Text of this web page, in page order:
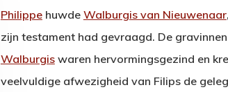
Philippehuwde Walburgis van Nieuwenaar
zijn testament had gevraagd. De
Walburgiswaren hervormingsgezind en
veelvuldige afwezigheid van Filips de